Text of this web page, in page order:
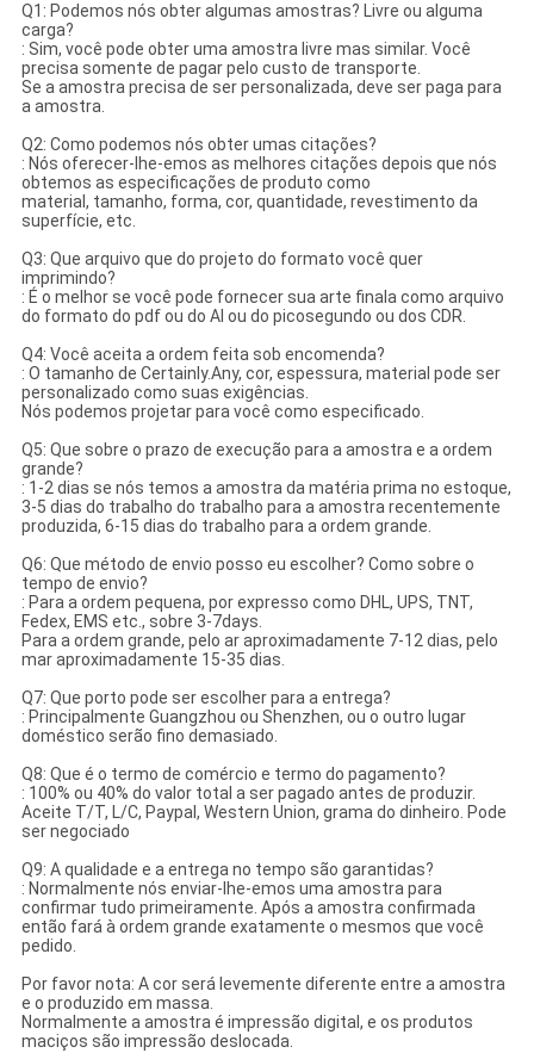
Q1: Podemos nós obter algumas amostras? Livre ou alguma
carga?
: Sim, você pode obter uma amostra livre mas similar. Você
precisa somente de pagar pelo custo de transporte.
Se a amostra precisa de ser personalizada, deve ser paga para
a amostra.
Q2: Como podemos nós obter umas citações?
: Nós oferecer-lhe-emos as melhores citações depois que nós
obtemos as especificações de produto como
material, tamanho, forma, cor, quantidade, revestimento da
superfície, etc.
Q3: Que arquivo que do projeto do formato você quer
imprimindo?
: É o melhor se você pode fornecer sua arte finala como arquivo
do formato do pdf ou do AI ou do picosegundo ou dos CDR.
Q4: Você aceita a ordem feita sob encomenda?
: O tamanho de Certainly.Any, cor, espessura, material pode ser
personalizado como suas exigências.
Nós podemos projetar para você como especificado.
Q5: Que sobre o prazo de execução para a amostra e a ordem
grande?
: 1-2 dias se nós temos a amostra da matéria prima no estoque,
3-5 dias do trabalho do trabalho para a amostra recentemente
produzida, 6-15 dias do trabalho para a ordem grande.
Q6: Que método de envio posso eu escolher? Como sobre o
tempo de envio?
: Para a ordem pequena, por expresso como DHL, UPS, TNT,
Fedex, EMS etc., sobre 3-7days.
Para a ordem grande, pelo ar aproximadamente 7-12 dias, pelo
mar aproximadamente 15-35 dias.
Q7: Que porto pode ser escolher para a entrega?
: Principalmente Guangzhou ou Shenzhen, ou o outro lugar
doméstico serão fino demasiado.
Q8: Que é o termo de comércio e termo do pagamento?
: 100% ou 40% do valor total a ser pagado antes de produzir.
Aceite T/T, L/C, Paypal, Western Union, grama do dinheiro. Pode
ser negociado
Q9: A qualidade e a entrega no tempo são garantidas?
: Normalmente nós enviar-lhe-emos uma amostra para
confirmar tudo primeiramente. Após a amostra confirmada
então fará à ordem grande exatamente o mesmos que você
pedido.
Por favor nota: A cor será levemente diferente entre a amostra
e o produzido em massa.
Normalmente a amostra é impressão digital, e os produtos
maciços são impressão deslocada.